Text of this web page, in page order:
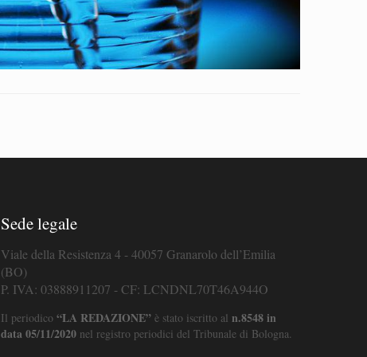
Sede legale
Viale della Resistenza 4 - 40057 Granarolo dell’Emilia
(BO)
P. IVA: 03888911207 - CF: LCNDNL70T46A944O
Il periodico “LA REDAZIONE”è stato iscritto al n.8548 in
data 05/11/2020nel registro periodici del Tribunale di Bologna.